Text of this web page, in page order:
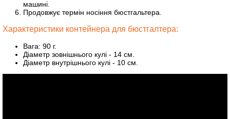
машині.
Продовжує термін носіння бюстгальтера.
Характеристики контейнера для бюстгалтера:
Вага: 90 г.
Діаметр зовнішнього кулі - 14 см.
Діаметр внутрішнього кулі - 10 см.